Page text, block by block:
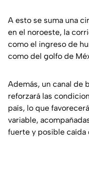
A esto se suma una
en el noroeste, la
como el ingreso de
como del golfo de
Además, un canal de
reforzará las
país, lo que
variable,
fuerte y posible caída